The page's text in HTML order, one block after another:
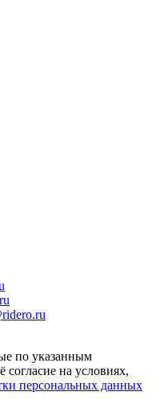
по указанным
на условиях,
персональных данных